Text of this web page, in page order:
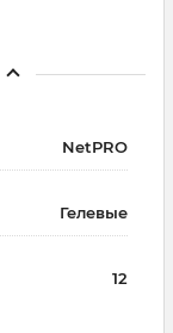
NetPRO
Гелевые
12